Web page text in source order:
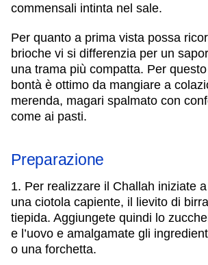
commensali intinta nel sale.
Per quanto a prima vista possa
brioche vi si differenzia per un
una trama più compatta. Per
bontà è ottimo da mangiare a
merenda, magari spalmato con
come ai pasti.
Preparazione
1. Per realizzare il Challah iniziate
una ciotola capiente, il lievito di
tiepida. Aggiungete quindi lo
e l’uovo e amalgamate gli
o una forchetta.